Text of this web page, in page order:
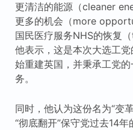
更清洁的能源（cleaner
更多的机会（more
国民医疗服务NHS的恢复
他表示，这是本次大选工
始重建英国，并秉承工党
务。
同时，他认为这份名为“变
“彻底翻开”保守党过去14年